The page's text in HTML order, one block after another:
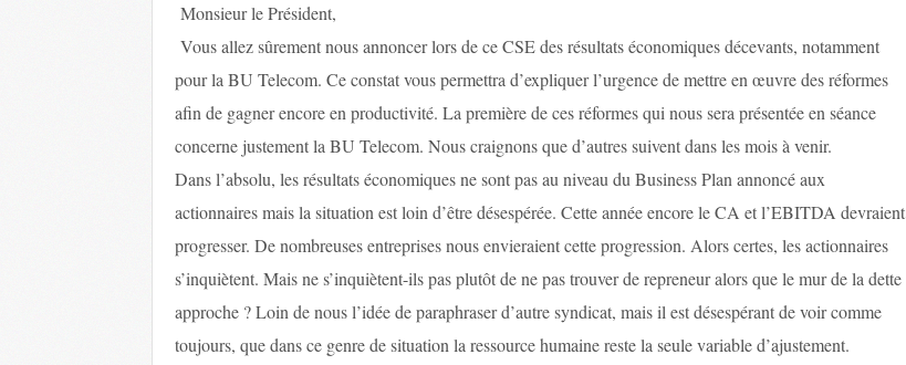
Monsieur le Président,
Vous allez sûrement nous annoncer lors de ce CSE des résultats économiques décevants, notamment
pour la BU Telecom. Ce constat vous permettra d’expliquer l’urgence de mettre en œuvre des réformes
afin de gagner encore en productivité. La première de ces réformes qui nous sera présentée en séance
concerne justement la BU Telecom. Nous craignons que d’autres suivent dans les mois à venir.
Dans l’absolu, les résultats économiques ne sont pas au niveau du Business Plan annoncé aux
actionnaires mais la situation est loin d’être désespérée. Cette année encore le CA et l’EBITDA devraient
progresser. De nombreuses entreprises nous envieraient cette progression. Alors certes, les actionnaires
s’inquiètent. Mais ne s’inquiètent-ils pas plutôt de ne pas trouver de repreneur alors que le mur de la dette
approche ? Loin de nous l’idée de paraphraser d’autre syndicat, mais il est désespérant de voir comme
toujours, que dans ce genre de situation la ressource humaine reste la seule variable d’ajustement.